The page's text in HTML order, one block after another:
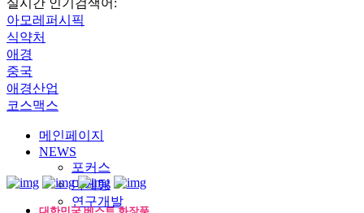
실시간 인기검색어:
아모레퍼시픽
식약처
애경
중국
애경산업
코스맥스
메인페이지
NEWS
포커스
마케팅
연구개발